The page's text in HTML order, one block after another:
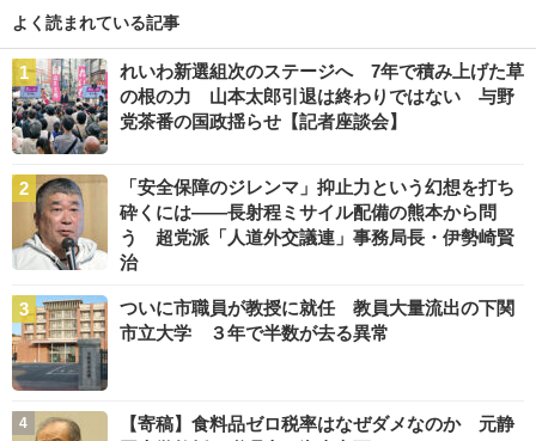
よく読まれている記事
れいわ新選組次のステージへ 7年で積み上げた草
の根の力 山本太郎引退は終わりではない 与野
党茶番の国政揺らせ【記者座談会】
「安全保障のジレンマ」抑止力という幻想を打ち
砕くには――長射程ミサイル配備の熊本から問
う 超党派「人道外交議連」事務局長・伊勢崎賢
治
ついに市職員が教授に就任 教員大量流出の下関
市立大学 ３年で半数が去る異常
【寄稿】食料品ゼロ税率はなぜダメなのか 元静